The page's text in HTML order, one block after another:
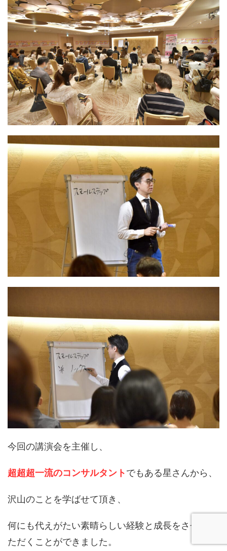
今回の講演会を主催し、
超超超一流のコンサルタントでもある星さんから、
沢山のことを学ばせて頂き、
何にも代えがたい素晴らしい経験と成長をさせてい
ただくことができました。